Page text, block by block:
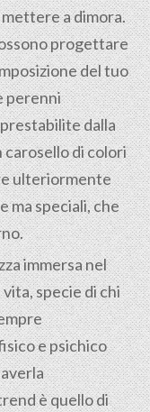
a dimora.
progettare
del tuo
perenni
dalla
carosello di colori
ulteriormente
ma speciali, che
immersa nel
specie di chi
e psichico
è quello di